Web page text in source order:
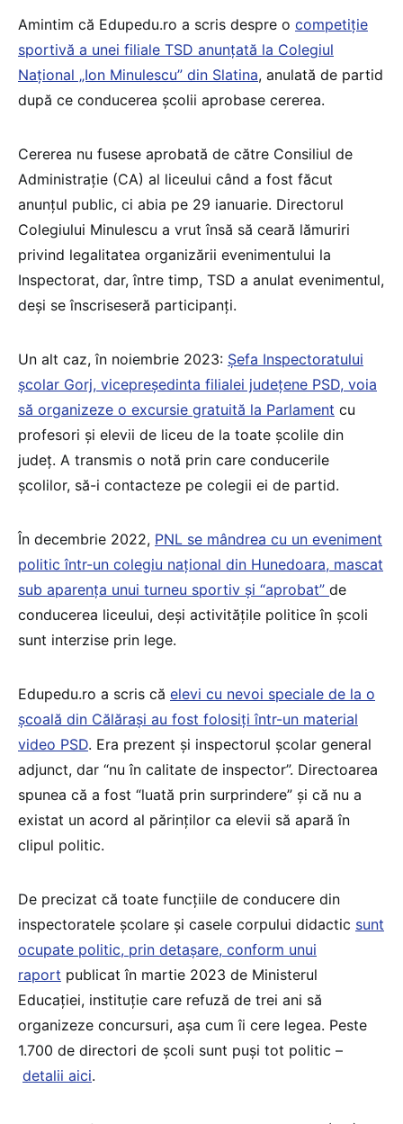
Amintim că Edupedu.ro a scris despre o competiție
sportivă a unei filiale TSD anunțată la Colegiul
Național „Ion Minulescu” din Slatina, anulată de partid
după ce conducerea școlii aprobase cererea.
Cererea nu fusese aprobată de către Consiliul de
Administrație (CA) al liceului când a fost făcut
anunțul public, ci abia pe 29 ianuarie. Directorul
Colegiului Minulescu a vrut însă să ceară lămuriri
privind legalitatea organizării evenimentului la
Inspectorat, dar, între timp, TSD a anulat evenimentul,
deși se înscriseseră participanți.
Un alt caz, în noiembrie 2023: Șefa Inspectoratului
școlar Gorj, vicepreședinta filialei județene PSD, voia
să organizeze o excursie gratuită la Parlament cu
profesori și elevii de liceu de la toate școlile din
județ. A transmis o notă prin care conducerile
școlilor, să-i contacteze pe colegii ei de partid.
În decembrie 2022, PNL se mândrea cu un eveniment
politic într-un colegiu național din Hunedoara, mascat
sub aparența unui turneu sportiv și “aprobat” de
conducerea liceului, deși activitățile politice în școli
sunt interzise prin lege.
Edupedu.ro a scris că elevi cu nevoi speciale de la o
școală din Călărași au fost folosiți într-un material
video PSD. Era prezent și inspectorul școlar general
adjunct, dar “nu în calitate de inspector”. Directoarea
spunea că a fost “luată prin surprindere” și că nu a
existat un acord al părinților ca elevii să apară în
clipul politic.
De precizat că toate funcțiile de conducere din
inspectoratele școlare și casele corpului didactic sunt
ocupate politic, prin detașare, conform unui
raport publicat în martie 2023 de Ministerul
Educației, instituție care refuză de trei ani să
organizeze concursuri, așa cum îi cere legea. Peste
1.700 de directori de școli sunt puși tot politic –
detalii aici.